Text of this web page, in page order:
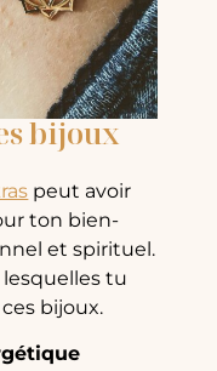
bijoux
peut avoir
ton bien-
et spirituel.
lesquelles tu
bijoux.